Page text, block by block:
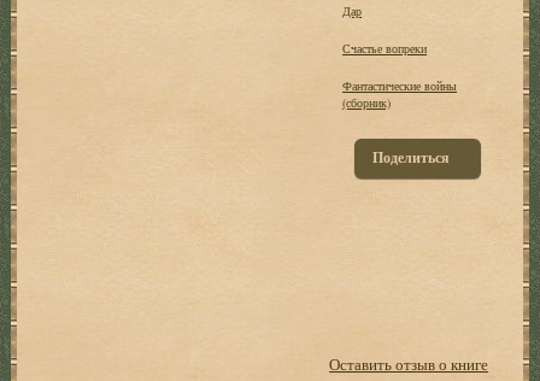
Дар
Счастье вопреки
Фантастические войны
(сборник)
Поделиться
Оставить отзыв о книге